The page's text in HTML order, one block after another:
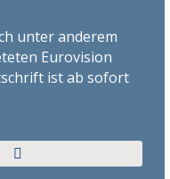
unter anderem
Eurovision
ist ab sofort